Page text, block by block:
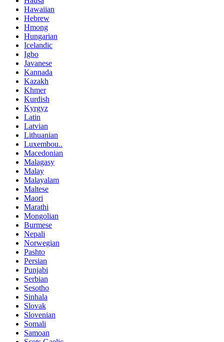
Hawaiian
Hebrew
Hmong
Hungarian
Icelandic
Igbo
Javanese
Kannada
Kazakh
Khmer
Kurdish
Kyrgyz
Latin
Latvian
Lithuanian
Luxembou..
Macedonian
Malagasy
Malay
Malayalam
Maltese
Maori
Marathi
Mongolian
Burmese
Nepali
Norwegian
Pashto
Persian
Punjabi
Serbian
Sesotho
Sinhala
Slovak
Slovenian
Somali
Samoan